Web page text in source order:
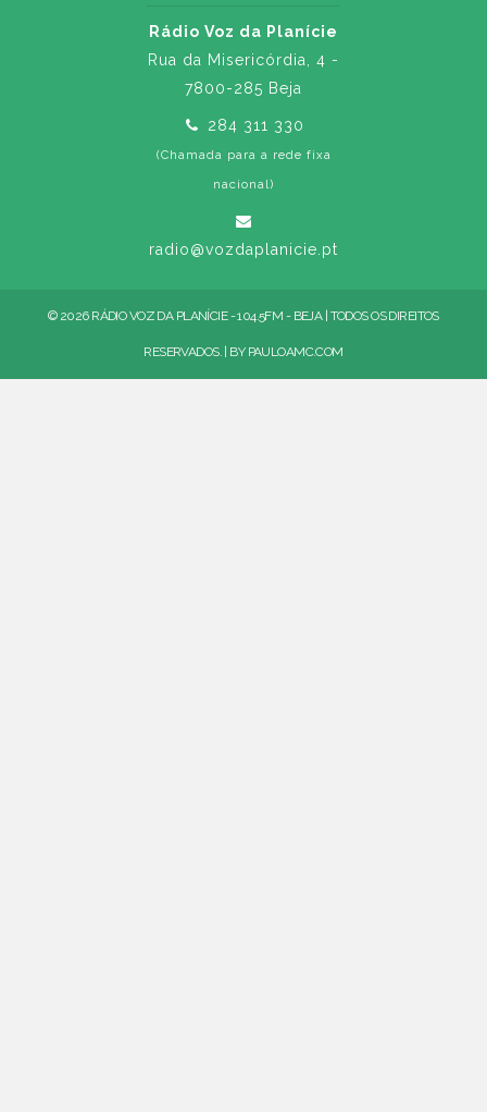
Rádio Voz da Planície
Rua da Misericórdia, 4 -
7800-285 Beja
284 311 330
(Chamada para a rede fixa
nacional)
radio@vozdaplanicie.pt
© 2026 RÁDIO VOZ DA PLANÍCIE - 104.5FM - BEJA | TODOS OS DIREITOS
RESERVADOS. | BY PAULOAMC.COM